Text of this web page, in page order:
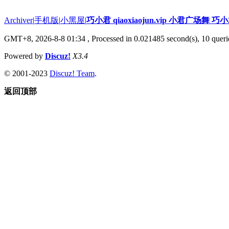
Archiver|手机版|小黑屋|巧小君 qiaoxiaojun.vip 小君广场舞 巧
GMT+8, 2026-8-8 01:34 , Processed in 0.021485 second(s), 10
Powered by Discuz! X3.4
© 2001-2023 Discuz! Team.
返回顶部